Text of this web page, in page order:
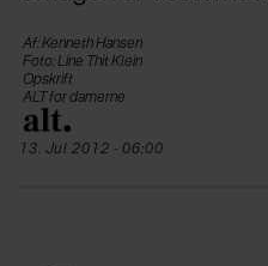
Af: Kenneth Hansen
Foto: Line Thit Klein
Opskrift
ALT for damerne
13. Jul 2012 - 06:00